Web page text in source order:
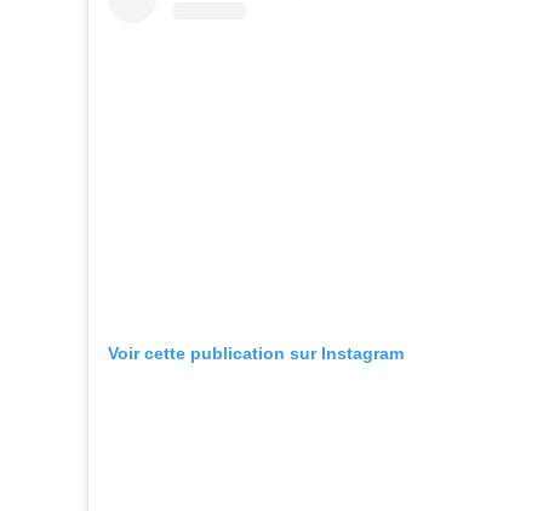
Voir cette publication sur Instagram